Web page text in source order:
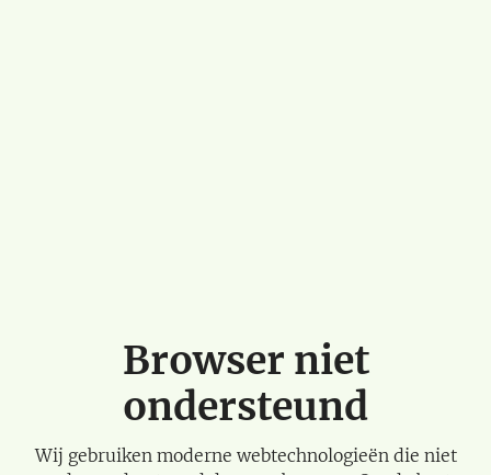
Browser niet
ondersteund
Wij gebruiken moderne webtechnologieën die niet